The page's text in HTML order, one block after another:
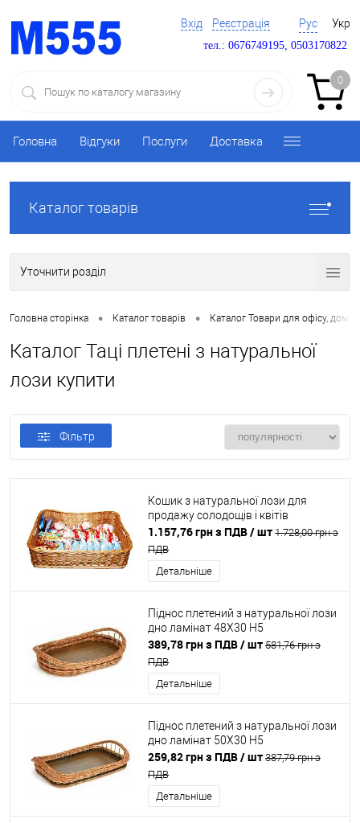
Вхід Реєстрація Рус Укр
тел.: 0676749195, 0503170822
0
Головна Відгуки Послуги Доставка
Каталог товарів
Уточнити розділ
Головна сторінка • Каталог товарів • Каталог Товари для офісу, дому
Каталог Таці плетені з натуральної
лози купити
Фільтр
Кошик з натуральної лози для
продажу солодощів і квітів
1.157,76 грн з ПДВ/ шт 1.728,00 грн з
ПДВ
Детальніше
Піднос плетений з натуральної лози
дно ламінат 48X30 H5
389,78 грн з ПДВ/ шт 581,76 грн з
ПДВ
Детальніше
Піднос плетений з натуральної лози
дно ламінат 50X30 H5
259,82 грн з ПДВ/ шт 387,79 грн з
ПДВ
Детальніше